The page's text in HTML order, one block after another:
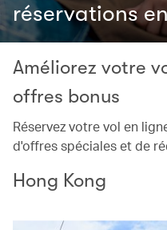
réservations
Améliorez votre
offres bonus
Réservez votre vol en
d'offres spéciales et de
Hong Kong